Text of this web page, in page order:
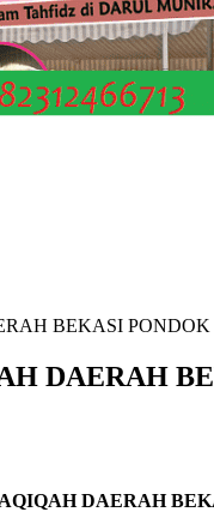
BEKASI
DAERAH
DAERAH